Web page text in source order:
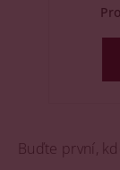
Buďte první,